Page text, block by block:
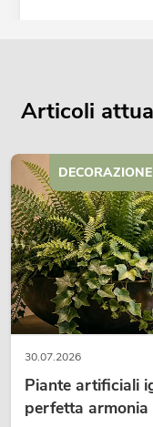
OMNITRONIC
di classe D
No. 10451635
345,00€
Articoli
30.07.2026
Piante artificiali
perfetta armonia
DECORAZIONE